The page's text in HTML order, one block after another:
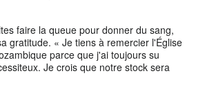
faire la queue pour donner du sang,
gratitude. « Je tiens à remercier l'Église
parce que j'ai toujours su
Je crois que notre stock sera